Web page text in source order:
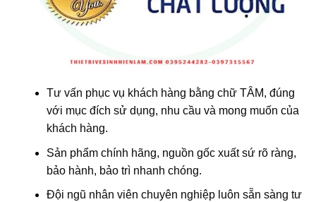
Tư vấn phục vụ khách hàng bằng chữ TÂM, đúng
với mục đích sử dụng, nhu cầu và mong muốn của
khách hàng.
Sản phẩm chính hãng, nguồn gốc xuất sứ rõ ràng,
bảo hành, bảo trì nhanh chóng.
Đội ngũ nhân viên chuyên nghiệp luôn sẵn sàng tư